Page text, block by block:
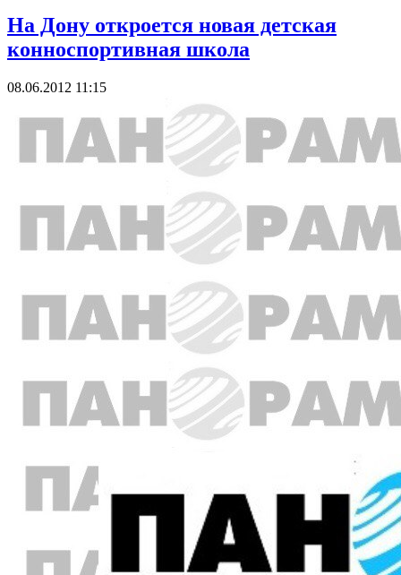
На Дону откроется новая детская
конноспортивная школа
08.06.2012 11:15